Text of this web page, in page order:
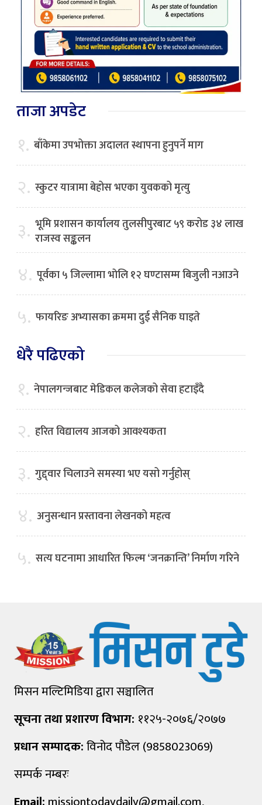
ताजा अपडेट
१. बाँकेमा उपभोक्ता अदालत स्थापना हुनुपर्ने माग
२. स्कुटर यात्रामा बेहोस भएका युवकको मृत्यु
३. भूमि प्रशासन कार्यालय तुलसीपुरबाट ५९ करोड ३४ लाख
राजस्व सङ्कलन
४. पूर्वका ५ जिल्लामा भाेलि १२ घण्टासम्म बिजुली नआउने
५. फायरिङ अभ्यासका क्रममा दुई सैनिक घाइते
धेरै पढिएको
१. नेपालगन्जबाट मेडिकल कलेजको सेवा हटाइँदै
२. हरित विद्यालय आजको आवश्यकता
३. गुद्द्वार चिलाउने समस्या भए यसो गर्नुहोस्
४. अनुसन्धान प्रस्तावना लेखनको महत्व
५. सत्य घटनामा आधारित फिल्म ‘जनक्रान्ति’ निर्माण गरिने
मिसन मल्टिमिडिया द्वारा सञ्चालित
सूचना तथा प्रशारण विभाग: ११२५-२०७६/२०७७
प्रधान सम्पादक:विनोद पौडेल (9858023069)
सम्पर्क नम्बरः